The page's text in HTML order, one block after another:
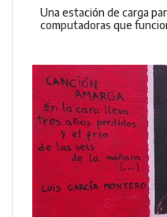
Una estación de carga
computadoras que